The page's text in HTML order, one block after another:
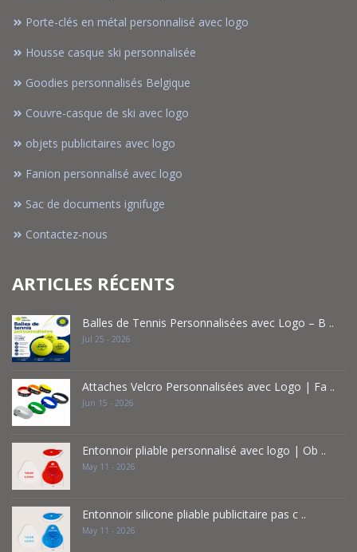
Porte-clés en métal personnalisé avec logo
Housse casque ski personnalisée
Goodies personnalisés Belgique
Couvre-casque de ski avec logo
objets publicitaires avec logo
Fanion personnalisé avec logo
Sac de documents ignifuge
Contactez-nous
ARTICLES RÉCENTS
Balles de Tennis Personnalisées avec Logo – B ..
Jul 25 - 2026
Attaches Velcro Personnalisées avec Logo | Fa ..
Jun 15 - 2026
Entonnoir pliable personnalisé avec logo | Ob ..
May 11 - 2026
Entonnoir silicone pliable publicitaire pas c ..
May 11 - 2026